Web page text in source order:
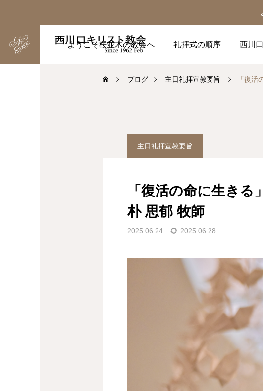
ようこそ桜並木の教会へ 礼拝式の順序 西川
ブログ 主日礼拝宣教要旨
主日礼拝宣教要旨
「復活の命に生き
朴 思郁 牧師
2025.06.24 2025.06.28